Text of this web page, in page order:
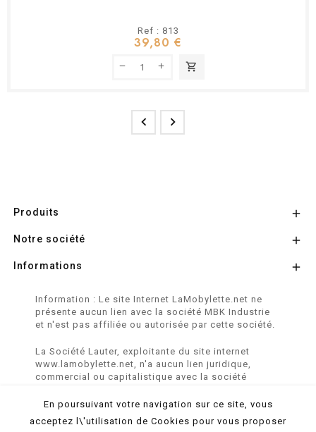
Ref : 813
39,80 €
shopping_cart
 
Produits 
Notre société 
Informations 
Information : Le site Internet LaMobylette.net ne
présente aucun lien avec la société MBK Industrie
et n'est pas affiliée ou autorisée par cette société.
La Société Lauter, exploitante du site internet
www.lamobylette.net, n'a aucun lien juridique,
commercial ou capitalistique avec la société
marques SOLEX, VELOSOLEX, SOLEXINE et E-
En poursuivant votre navigation sur ce site, vous
acceptez l\'utilisation de Cookies pour vous proposer